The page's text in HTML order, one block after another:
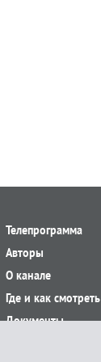
Телепрограмма
Авторы
О канале
Где и как смотреть
Документы